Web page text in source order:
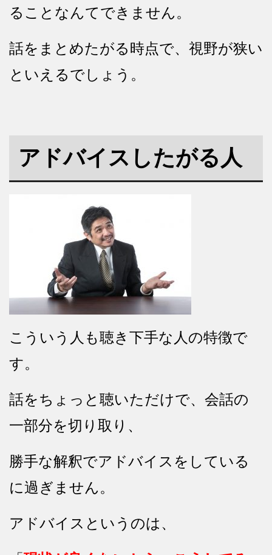
ることなんてできません。
話をまとめたがる時点で、視野が狭い
といえるでしょう。
アドバイスしたがる人
こういう人も聴き下手な人の特徴で
す。
話をちょっと聴いただけで、会話の
一部分を切り取り、
勝手な解釈でアドバイスをしている
に過ぎません。
アドバイスというのは、